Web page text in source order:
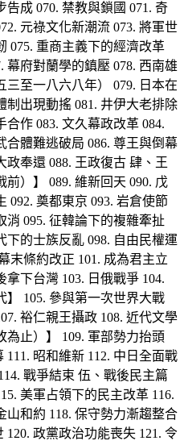
告成 070. 禁教與鎖國 071. 奇
元祿文化新潮流 073. 將軍世
075. 重商主義下的經濟改革
幕府對蘭學的鎮壓 078. 西南雄
三至一八六八年） 079. 日本在
制出現動搖 081. 井伊大老排除
合作 083. 文久幕政改革 084.
合體難逃破局 086. 尊王與倒幕
政奉還 088. 王政復古 肆、王
）】 089. 維新回天 090. 戊
092. 奠都東京 093. 岩倉使節
消 095. 征韓論下的複雜牽扯
下的士族反亂 098. 自由民權運
末條約改正 101. 成為君主立
拿下台灣 103. 日俄戰爭 104.
】 105. 參與第一次世界大戰
裕仁親王攝政 108. 近代文學
為止）】 109. 軍部勢力抬頭
111. 昭和維新 112. 中日全面戰
戰爭結束 伍、戰後民主篇
美軍占領下的民主改革 116.
山和約 118. 保守勢力漸趨整合
120. 政黨政治功能喪失 121. 令